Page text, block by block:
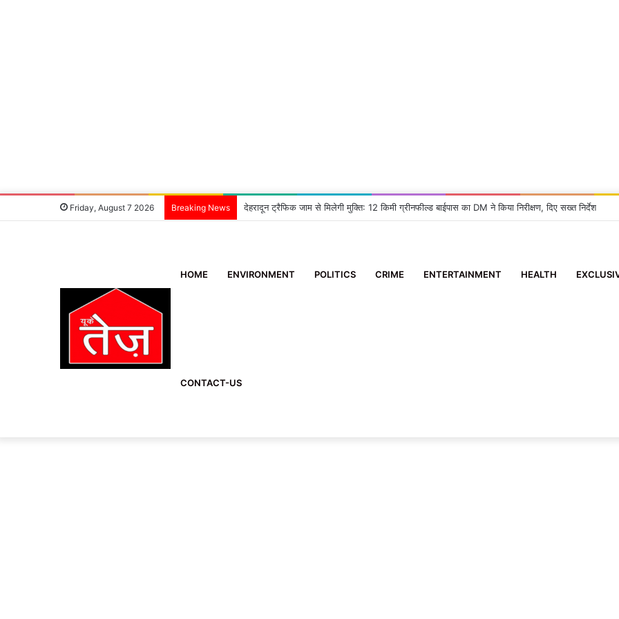
Friday, August 7 2026 Breaking News 6 घंटे में खुलासा: 2 आई-फोन झपटने वाला स्नैचर गिरफ्तार
HOME ENVIRONMENT POLITICS CRIME ENTERTAINMENT HEALTH
CONTACT-US